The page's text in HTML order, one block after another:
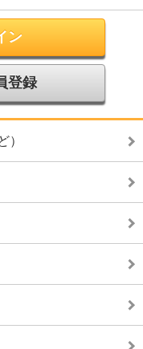
ン
登録
）